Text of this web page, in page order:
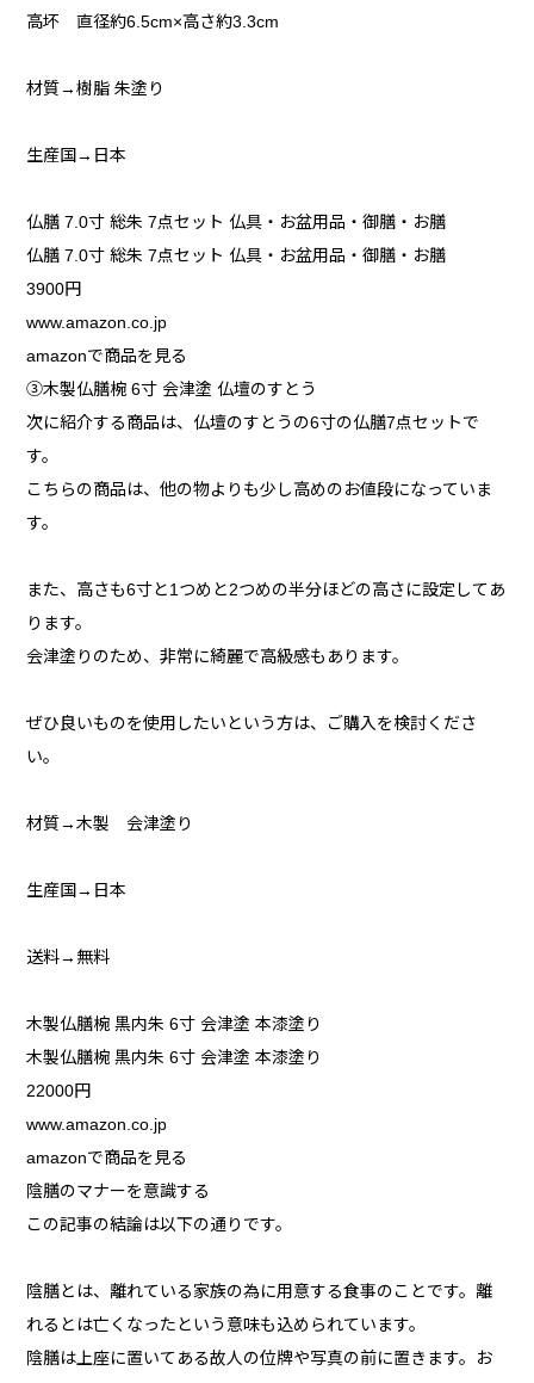
高坏 直径約6.5cm×高さ約3.3cm
材質→樹脂 朱塗り
生産国→日本
仏膳 7.0寸 総朱 7点セット 仏具・お盆用品・御膳・お膳
仏膳 7.0寸 総朱 7点セット 仏具・お盆用品・御膳・お膳
3900円
www.amazon.co.jp
amazonで商品を見る
③木製仏膳椀 6寸 会津塗 仏壇のすとう
次に紹介する商品は、仏壇のすとうの6寸の仏膳7点セットで
す。
こちらの商品は、他の物よりも少し高めのお値段になっていま
す。
また、高さも6寸と1つめと2つめの半分ほどの高さに設定してあ
ります。
会津塗りのため、非常に綺麗で高級感もあります。
ぜひ良いものを使用したいという方は、ご購入を検討くださ
い。
材質→木製 会津塗り
生産国→日本
送料→無料
木製仏膳椀 黒内朱 6寸 会津塗 本漆塗り
木製仏膳椀 黒内朱 6寸 会津塗 本漆塗り
22000円
www.amazon.co.jp
amazonで商品を見る
陰膳のマナーを意識する
この記事の結論は以下の通りです。
陰膳とは、離れている家族の為に用意する食事のことです。離
れるとは亡くなったという意味も込められています。
陰膳は上座に置いてある故人の位牌や写真の前に置きます。お